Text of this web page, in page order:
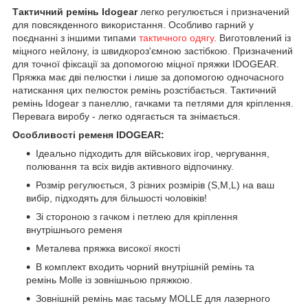
Тактичний ремінь Idogearлегко регулюється і призначений
для повсякденного використання. Особливо гарний у
поєднанні з іншими типами тактичного одягу. Виготовлений із
міцного нейлону, із швидкороз'ємною застібкою. Призначений
для точної фіксації за допомогою міцної пряжки IDOGEAR.
Пряжка має дві пелюстки і лише за допомогою одночасного
натискання цих пелюсток ремінь розстібається. Тактичний
ремінь Idogear з панеллю, гачками та петлями для кріплення.
Перевага виробу - легко одягається та знімається.
Особливості ременя IDOGEAR:
Ідеально підходить для військових ігор, чергування,
полювання та всіх видів активного відпочинку.
Розмір регулюється, 3 різних розмірів (S,M,L) на ваш
вибір, підходять для більшості чоловіків!
Зі стороною з гачком і петлею для кріплення
внутрішнього ременя
Металева пряжка високої якості
В комплект входить чорний внутрішній ремінь та
ремінь Molle із зовнішньою пряжкою.
Зовнішній ремінь має тасьму MOLLE для лазерного